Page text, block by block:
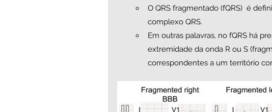
O QRS fragmentado (fQRS)  é
complexo QRS.
Em outras palavras, no fQRS há
extremidade da onda R ou S
correspondentes a um território